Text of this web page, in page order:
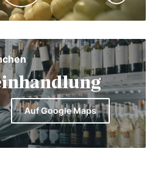
Auf Google Maps